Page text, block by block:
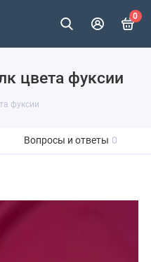
0
цвета фуксии
фуксии
Вопросы и ответы 0